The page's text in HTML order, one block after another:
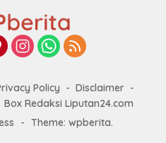
Policy
Disclaimer
Box Redaksi Liputan24.com
- Theme: wpberita.